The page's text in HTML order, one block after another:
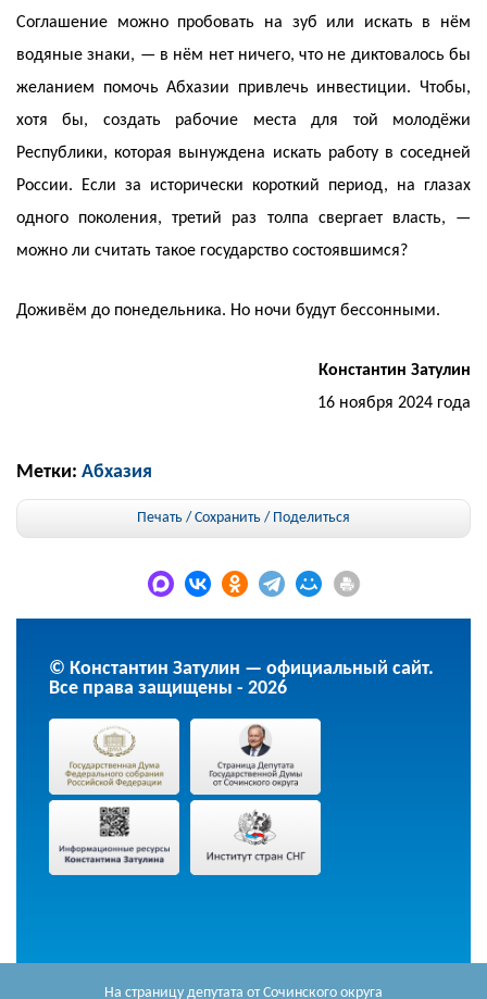
На страницу депутата от Сочинского округа
Соглашение можно пробовать на зуб или искать в нём
водяные знаки, — в нём нет ничего, что не диктовалось бы
желанием помочь Абхазии привлечь инвестиции. Чтобы,
хотя бы, создать рабочие места для той молодёжи
Республики, которая вынуждена искать работу в соседней
России. Если за исторически короткий период, на глазах
одного поколения, третий раз толпа свергает власть, —
можно ли считать такое государство состоявшимся?
Доживём до понедельника. Но ночи будут бессонными.
Константин Затулин
16 ноября 2024 года
Метки: Абхазия
Печать / Сохранить / Поделиться
© Константин Затулин — официальный сайт.
Все права защищены - 2026